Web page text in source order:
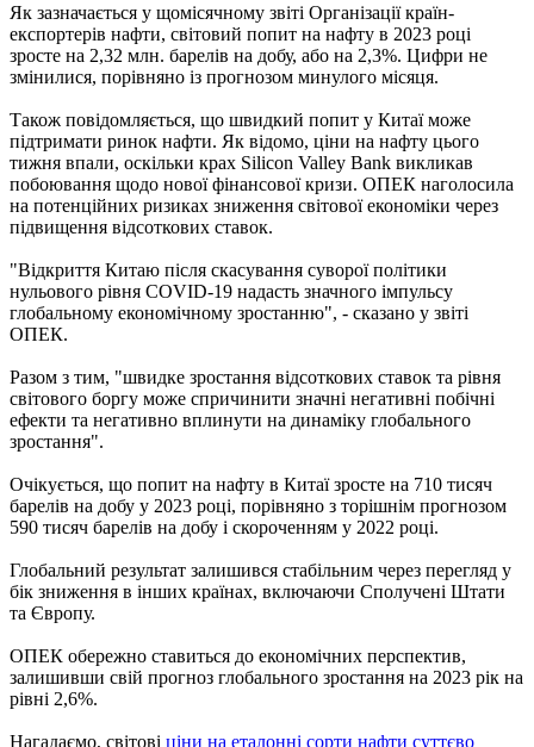
Як зазначається у щомісячному звіті Організації країн-
експортерів нафти, світовий попит на нафту в 2023 році
зросте на 2,32 млн. барелів на добу, або на 2,3%. Цифри не
змінилися, порівняно із прогнозом минулого місяця.
Також повідомляється, що швидкий попит у Китаї може
підтримати ринок нафти. Як відомо, ціни на нафту цього
тижня впали, оскільки крах Silicon Valley Bank викликав
побоювання щодо нової фінансової кризи. ОПЕК наголосила
на потенційних ризиках зниження світової економіки через
підвищення відсоткових ставок.
"Відкриття Китаю після скасування суворої політики
нульового рівня COVID-19 надасть значного імпульсу
глобальному економічному зростанню", - сказано у звіті
ОПЕК.
Разом з тим, "швидке зростання відсоткових ставок та рівня
світового боргу може спричинити значні негативні побічні
ефекти та негативно вплинути на динаміку глобального
зростання".
Очікується, що попит на нафту в Китаї зросте на 710 тисяч
барелів на добу у 2023 році, порівняно з торішнім прогнозом
590 тисяч барелів на добу і скороченням у 2022 році.
Глобальний результат залишився стабільним через перегляд у
бік зниження в інших країнах, включаючи Сполучені Штати
та Європу.
ОПЕК обережно ставиться до економічних перспектив,
залишивши свій прогноз глобального зростання на 2023 рік на
рівні 2,6%.
Нагадаємо, світові ціни на еталонні сорти нафти суттєво